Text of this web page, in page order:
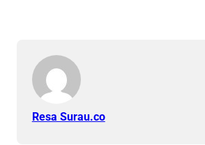
Resa Surau.co